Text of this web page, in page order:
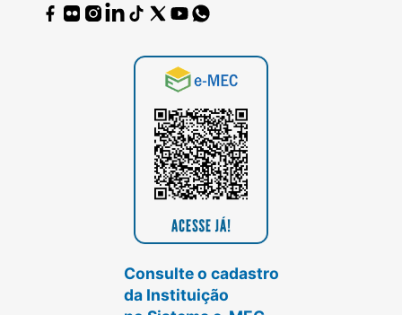
Consulte o cadastro
da Instituição